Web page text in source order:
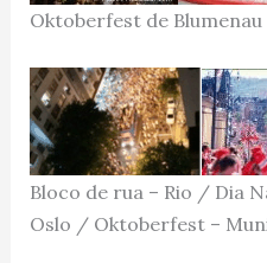
Oktoberfest de Blumenau
Bloco de rua – Rio / Dia
Oslo / Oktoberfest –